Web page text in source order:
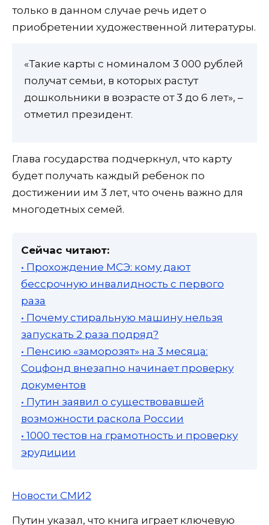
только в данном случае речь идет о
приобретении художественной литературы.
«Такие карты с номиналом 3 000 рублей
получат семьи, в которых растут
дошкольники в возрасте от 3 до 6 лет», –
отметил президент.
Глава государства подчеркнул, что карту
будет получать каждый ребенок по
достижении им 3 лет, что очень важно для
многодетных семей.
Сейчас читают:
• Прохождение МСЭ: кому дают
бессрочную инвалидность с первого
раза
• Почему стиральную машину нельзя
запускать 2 раза подряд?
• Пенсию «заморозят» на 3 месяца:
Соцфонд внезапно начинает проверку
документов
• Путин заявил о существовавшей
возможности раскола России
• 1000 тестов на грамотность и проверку
эрудиции
Новости СМИ2
Путин указал, что книга играет ключевую